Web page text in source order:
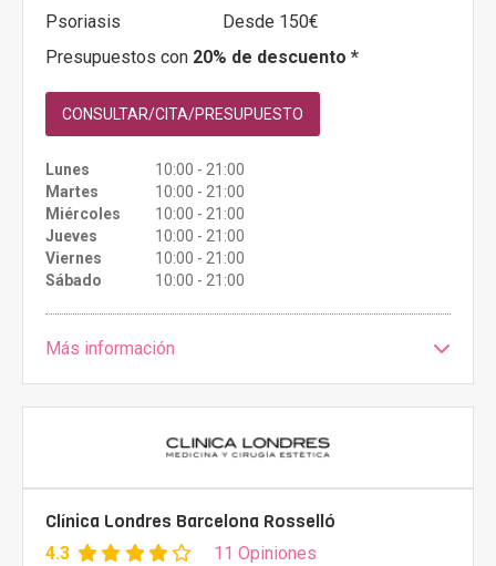
Psoriasis
Desde 150€
Presupuestos con 20% de descuento *
CONSULTAR/CITA/PRESUPUESTO
Lunes
10:00 - 21:00
Martes
10:00 - 21:00
Miércoles
10:00 - 21:00
Jueves
10:00 - 21:00
Viernes
10:00 - 21:00
Sábado
10:00 - 21:00
Más información
Clínica Londres Barcelona Rosselló
4.3 11 Opiniones